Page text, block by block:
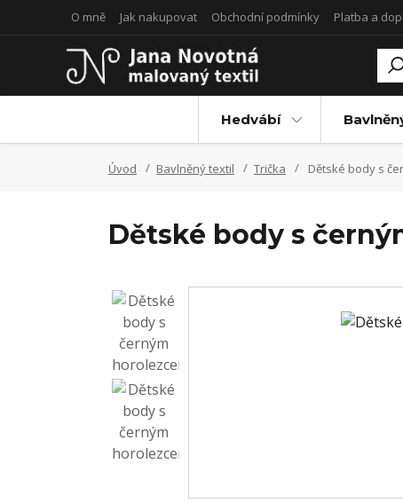
O mně Jak nakupovat Obchodní podmínky Platba a
Hedvábí
Úvod Bavlněný textil Trička Dětské body s
Dětské body s